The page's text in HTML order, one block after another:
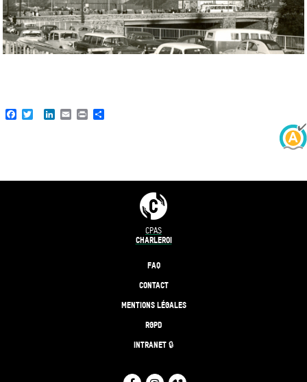
Facebook
TwitterLinkedIn
EmailPrint
CPAS
CHARLEROI
FAQ
CONTACT
MENTIONS LÉGALES
RGPD
INTRANET 🔒